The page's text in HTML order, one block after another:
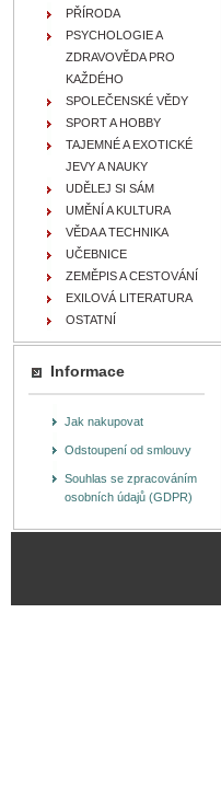
PŘÍRODA
PSYCHOLOGIE A
ZDRAVOVĚDA PRO
KAŽDÉHO
SPOLEČENSKÉ VĚDY
SPORT A HOBBY
TAJEMNÉ A EXOTICKÉ
JEVY A NAUKY
UDĚLEJ SI SÁM
UMĚNÍ A KULTURA
VĚDA A TECHNIKA
UČEBNICE
ZEMĚPIS A CESTOVÁNÍ
EXILOVÁ LITERATURA
OSTATNÍ
Informace
Jak nakupovat
Odstoupení od smlouvy
Souhlas se zpracováním
osobních údajů (GDPR)